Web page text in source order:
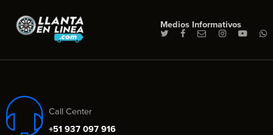
Medios Informativos
Call Center
+51 937 097 916